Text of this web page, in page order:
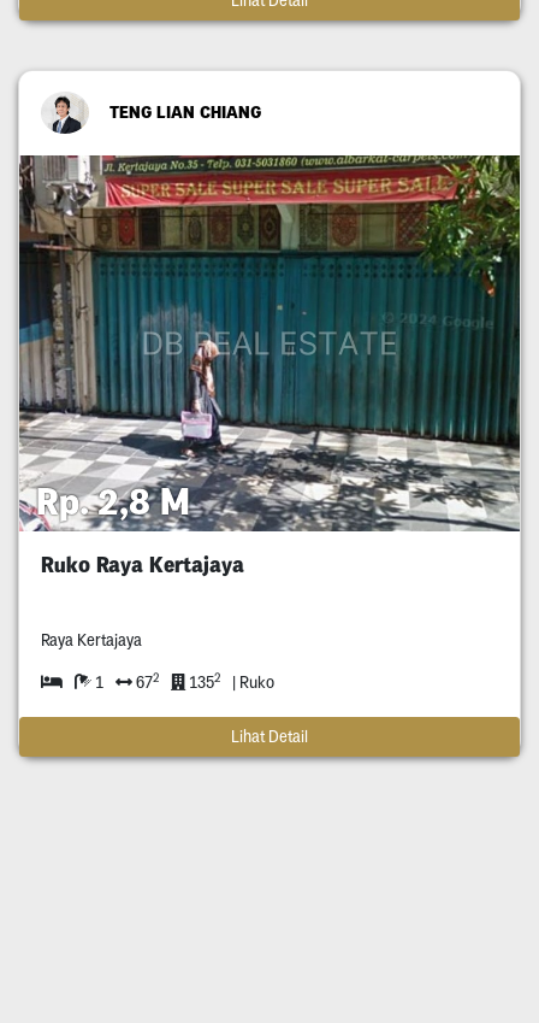
TENG LIAN CHIANG
Rp. 2,8 M
Ruko Raya Kertajaya
Raya Kertajaya
1 672 1352 | Ruko
Lihat Detail